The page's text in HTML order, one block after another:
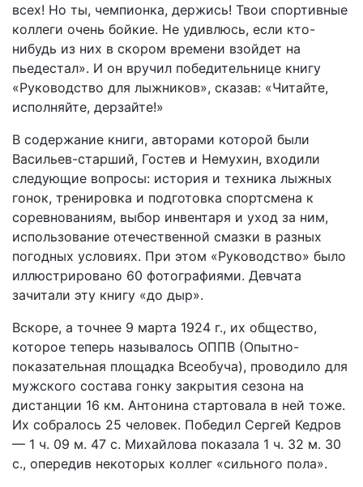
всех! Но ты, чемпионка, держись! Твои спортивные
коллеги очень бойкие. Не удивлюсь, если кто-
нибудь из них в скором времени взойдет на
пьедестал». И он вручил победительнице книгу
«Руководство для лыжников», сказав: «Читайте,
исполняйте, дерзайте!»
В содержание книги, авторами которой были
Васильев-старший, Гостев и Немухин, входили
следующие вопросы: история и техника лыжных
гонок, тренировка и подготовка спортсмена к
соревнованиям, выбор инвентаря и уход за ним,
использование отечественной смазки в разных
погодных условиях. При этом «Руководство» было
иллюстрировано 60 фотографиями. Девчата
зачитали эту книгу «до дыр».
Вскоре, а точнее 9 марта 1924 г., их общество,
которое теперь называлось ОППВ (Опытно-
показательная площадка Всеобуча), проводило для
мужского состава гонку закрытия сезона на
дистанции 16 км. Антонина стартовала в ней тоже.
Их собралось 25 человек. Победил Сергей Кедров
— 1 ч. 09 м. 47 с. Михайлова показала 1 ч. 32 м. 30
с., опередив некоторых коллег «сильного пола».